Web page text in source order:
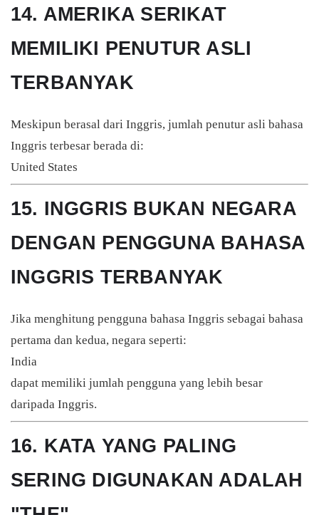
14. AMERIKA SERIKAT
MEMILIKI PENUTUR ASLI
TERBANYAK
Meskipun berasal dari Inggris, jumlah penutur asli bahasa
Inggris terbesar berada di:
United States
15. INGGRIS BUKAN NEGARA
DENGAN PENGGUNA BAHASA
INGGRIS TERBANYAK
Jika menghitung pengguna bahasa Inggris sebagai bahasa
pertama dan kedua, negara seperti:
India
dapat memiliki jumlah pengguna yang lebih besar
daripada Inggris.
16. KATA YANG PALING
SERING DIGUNAKAN ADALAH